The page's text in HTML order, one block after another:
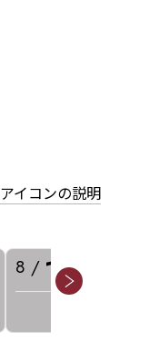
アイコンの説明
8 / 17 Mon